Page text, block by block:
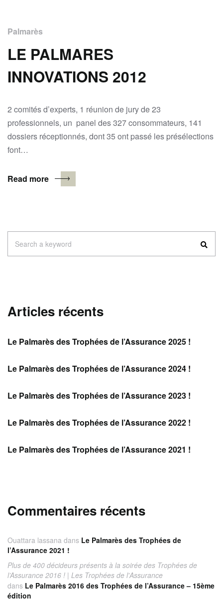
Palmarès
LE PALMARES
INNOVATIONS 2012
2 comités d’experts, 1 réunion de jury de 23
professionnels, un panel des 327 consommateurs, 141
dossiers réceptionnés, dont 35 ont passé les présélections
font…
Read more
for:Search a keyword
Articles récents
Le Palmarès des Trophées de l’Assurance 2025 !
Le Palmarès des Trophées de l’Assurance 2024 !
Le Palmarès des Trophées de l’Assurance 2023 !
Le Palmarès des Trophées de l’Assurance 2022 !
Le Palmarès des Trophées de l’Assurance 2021 !
Commentaires récents
Ouattara lassana dans Le Palmarès des Trophées de
l’Assurance 2021 !
Plus de 400 décideurs présents à la soirée des Trophées de
l’Assurance 2016 ! | Les Trophées de l'Assurance
dans Le Palmarès 2016 des Trophées de l’Assurance – 15ème
édition